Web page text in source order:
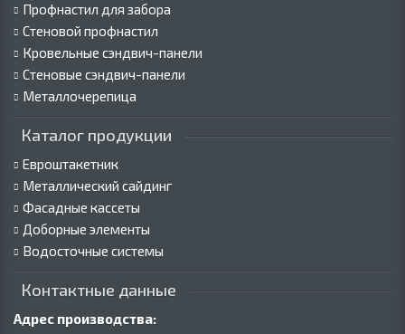
Профнастил для забора
Стеновой профнастил
Кровельные сэндвич-панели
Стеновые сэндвич-панели
Металлочерепица
Каталог продукции
Евроштакетник
Металлический сайдинг
Фасадные кассеты
Доборные элементы
Водосточные системы
Контактные данные
Адрес производства: